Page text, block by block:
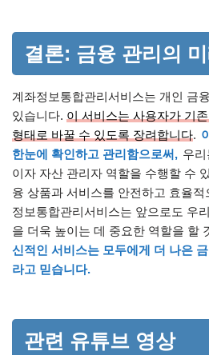
결론: 금융 관리의
계좌정보통합관리서비스는 개인 금
있습니다. 이 서비스는 사용자가 기
형태로 바꿀 수 있도록 장려합니다.
한눈에 확인하고 관리함으로써, 우
이자 자산 관리자 역할을 수행할 수
융 상품과 서비스를 안전하고 효율
정보통합관리서비스는 앞으로도 우
을 더욱 높이는 데 중요한 역할을 할
신적인 서비스는 모두에게 더 나은
라고 믿습니다.
관련 유튜브 영상